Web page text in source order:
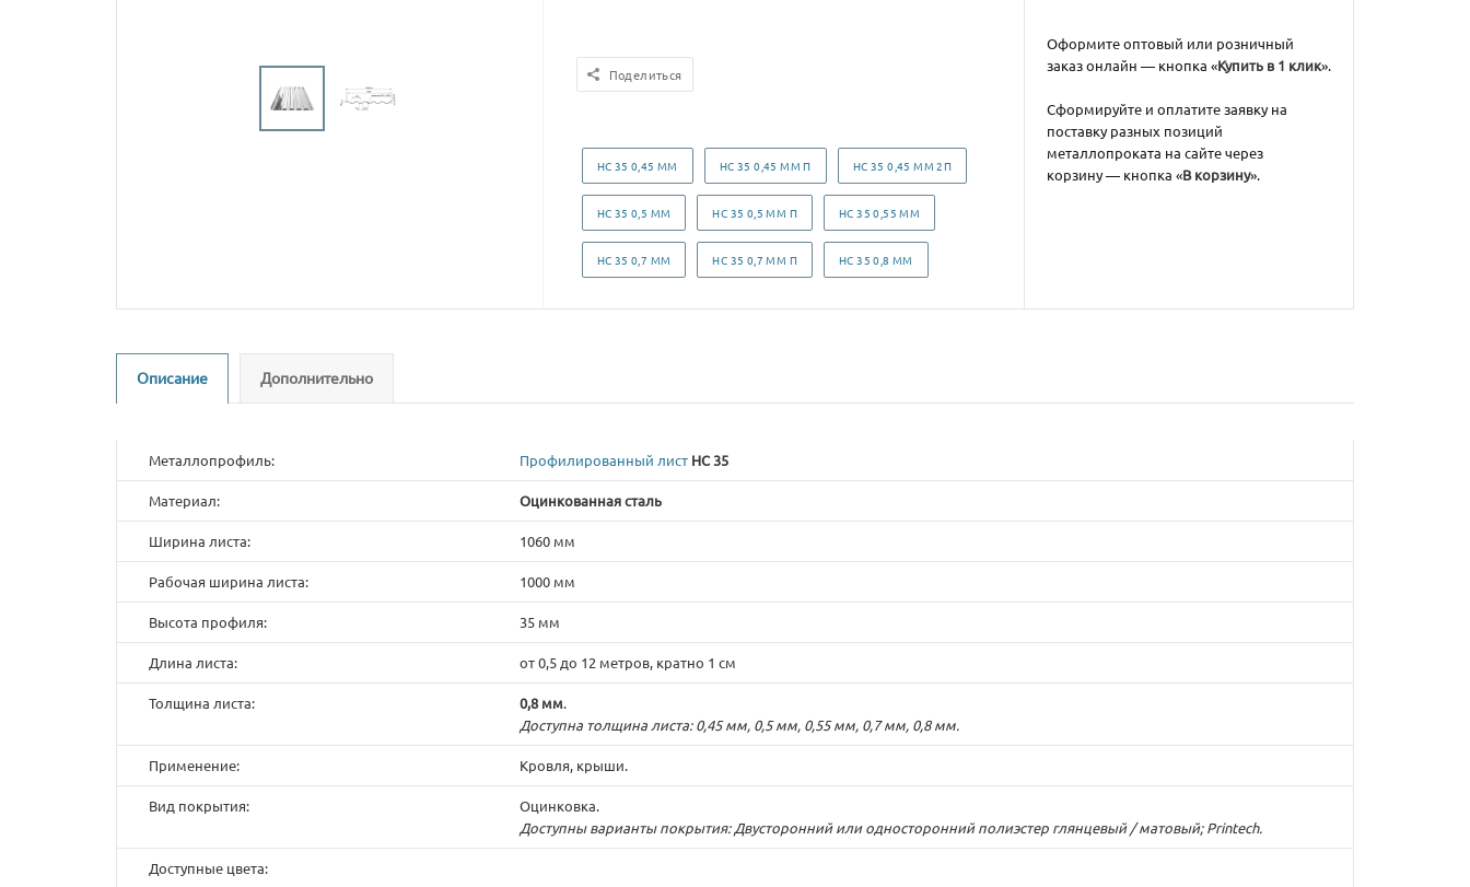
Поделиться
НС 35 0,45 ММ НС 35 0,45 ММ П НС 35 0,45 ММ 2П
НС 35 0,5 ММ НС 35 0,5 ММ П НС 35 0,55 ММ
НС 35 0,7 ММ НС 35 0,7 ММ П НС 35 0,8 ММ
Оформите оптовый или розничный
заказ онлайн — кнопка «Купить в 1 клик».
Сформируйте и оплатите заявку на
поставку разных позиций
металлопроката на сайте через
корзину — кнопка «В корзину».
Описание Дополнительно
Металлопрофиль: Профилированный лист НС 35
Материал: Оцинкованная сталь
Ширина листа: 1060 мм
Рабочая ширина листа: 1000 мм
Высота профиля: 35 мм
Длина листа: от 0,5 до 12 метров, кратно 1 см
Толщина листа: 0,8 мм.
Доступна толщина листа: 0,45 мм, 0,5 мм, 0,55 мм, 0,7 мм, 0,8 мм.
Применение: Кровля, крыши.
Вид покрытия:
Оцинковка.
Доступны варианты покрытия: Двусторонний или односторонний полиэстер глянцевый / матовый; Printech.
Доступные цвета: